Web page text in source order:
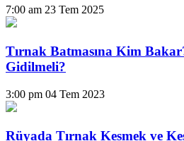
7:00 am 23 Tem 2025
Tırnak Batmasına Kim
Gidilmeli?
3:00 pm 04 Tem 2023
Rüyada Tırnak Kesmek ve